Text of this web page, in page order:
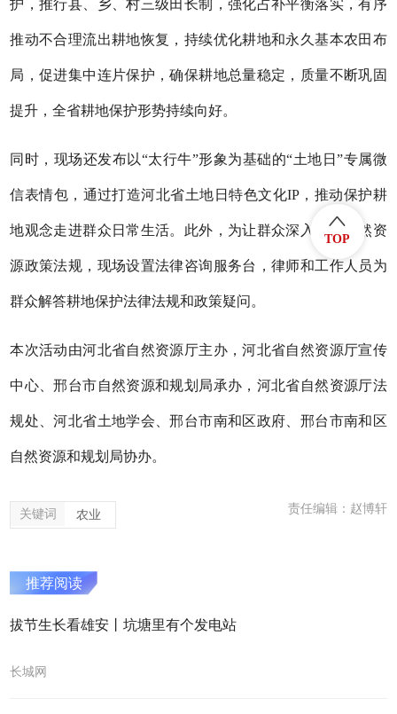
护，推行县、乡、村三级田长制，强化占补平衡落实，有序
推动不合理流出耕地恢复，持续优化耕地和永久基本农田布
局，促进集中连片保护，确保耕地总量稳定，质量不断巩固
提升，全省耕地保护形势持续向好。
同时，现场还发布以“太行牛”形象为基础的“土地日”专属微
信表情包，通过打造河北省土地日特色文化IP，推动保护耕
地观念走进群众日常生活。此外，为让群众深入了解自然资
源政策法规，现场设置法律咨询服务台，律师和工作人员为
群众解答耕地保护法律法规和政策疑问。
本次活动由河北省自然资源厅主办，河北省自然资源厅宣传
中心、邢台市自然资源和规划局承办，河北省自然资源厅法
规处、河北省土地学会、邢台市南和区政府、邢台市南和区
自然资源和规划局协办。
关键词 农业 责任编辑：赵博轩
推荐阅读
拔节生长看雄安丨坑塘里有个发电站
长城网
TOP